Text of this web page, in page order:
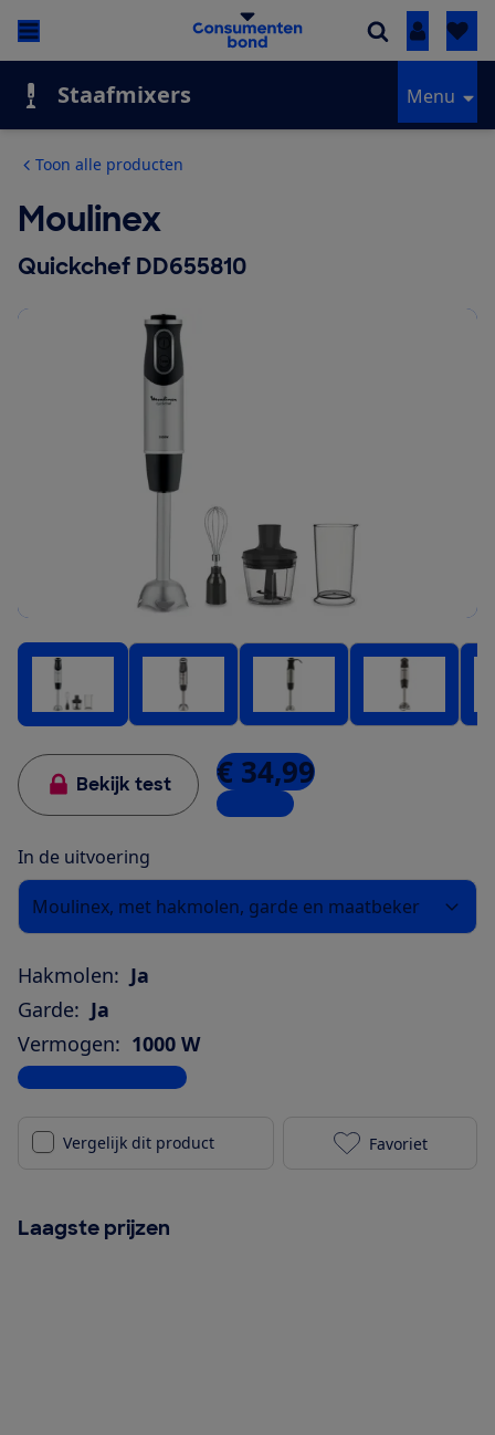
Inloggen
Staafmixers Menu
Toon alle producten
Moulinex
Quickchef DD655810
Bekijk test € 34,99
3 winkels
In de uitvoering
Moulinex, met hakmolen, garde en maatbeker
Hakmolen: Ja
Garde: Ja
Vermogen: 1000 W
Bekijk alle specificaties
Vergelijk dit product Moulinex
Favoriet
Laagste prijzen